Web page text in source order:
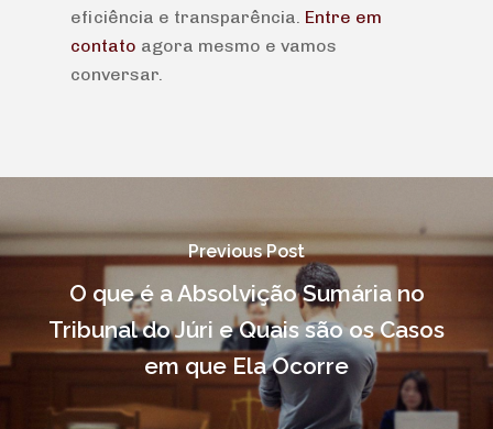
eficiência e transparência. Entre em
contato agora mesmo e vamos
conversar.
Previous Post
O que é a Absolvição Sumária no
Tribunal do Júri e Quais são os Casos
em que Ela Ocorre